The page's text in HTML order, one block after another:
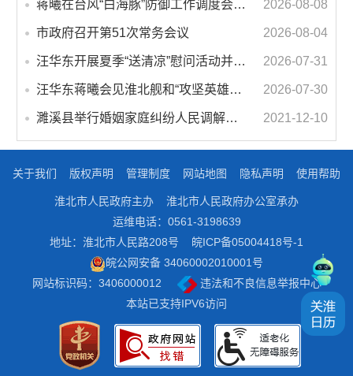
蒋曦在台风“白海豚”防御工作调度会上强调 牢固树立和践行正确政绩观 切实维护人民群众生命财产安全 2026-08-08
市政府召开第51次常务会议 2026-08-04
汪华东开展夏季“送清凉”慰问活动并调研专门教育工作 落实落细防暑降温措施 用心用情关爱一线职工 2026-07-31
汪华东蒋曦会见淮北舰和“攻坚英雄连”官兵代表 2026-07-30
濉溪县举行婚姻家庭纠纷人民调解委员会暨调解志愿者服务团成立仪式 2021-12-10
关于我们 版权声明 管理制度 网站地图 隐私声明 使用帮助
淮北市人民政府主办
淮北市人民政府办公室承办
运维电话：0561-3198639
地址：淮北市人民路208号
皖ICP备05004418号-1
皖公网安备 34060002010001号
网站标识码：3406000012
违法和不良信息举报中心
本站已支持IPV6访问